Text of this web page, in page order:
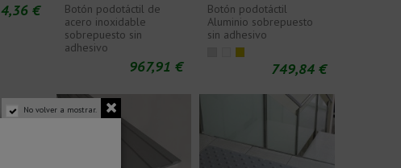
4,36 €
Botón podotáctil de
acero inoxidable
sobrepuesto sin
adhesivo
967,91 €
Botón podotáctil
Aluminio sobrepuesto
sin adhesivo
749,84 €
No volver a mostrar.